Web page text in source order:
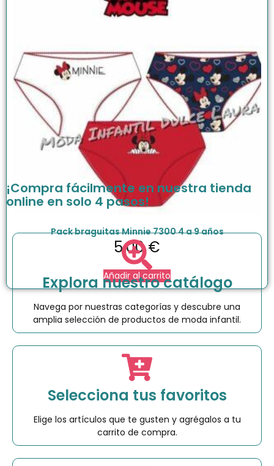
Pack braguitas Minnie 7300 4 a 9 años
5.00€
Añadir al carrito
¡Compra fácilmente en nuestra tienda
online en solo 4 pasos!
Explora nuestro catálogo
Navega por nuestras categorías y descubre una
amplia selección de productos de moda infantil.
Selecciona tus favoritos
Elige los artículos que te gusten y agrégalos a tu
carrito de compra.